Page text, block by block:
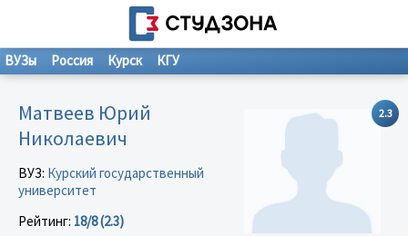
ВУЗы Россия Курск КГУ
2.3
Матвеев Юрий
Николаевич
ВУЗ: Курский государственный
университет
Рейтинг: 18/8 (2.3)